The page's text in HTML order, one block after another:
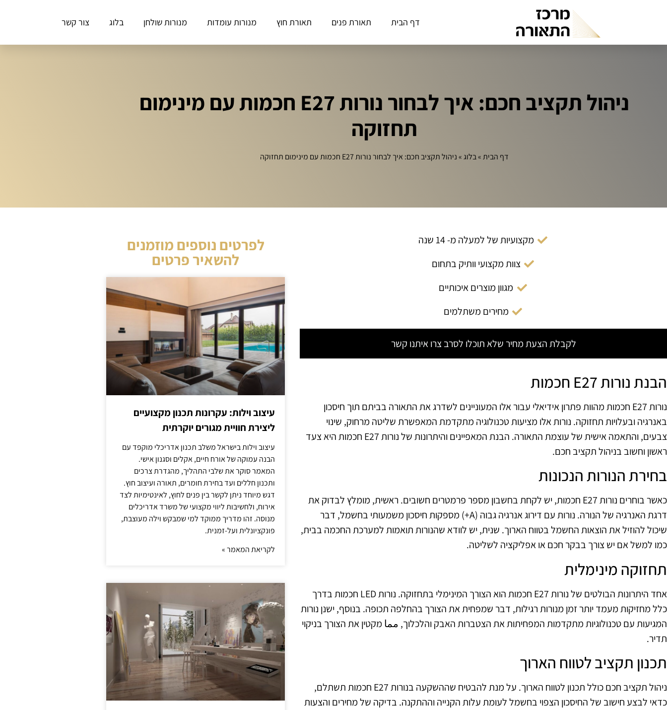
דף הבית תאורת פנים תאורת חוץ מנורות עומדות מנורות שולחן בלוג צור קשר
ניהול תקציב חכם: איך לבחור נורות E27 חכמות עם מינימום
תחזוקה
דף הבית»בלוג»ניהול תקציב חכם: איך לבחור נורות E27 חכמות עם מינימום תחזוקה
מקצועיות של למעלה מ- 14 שנה
צוות מקצועי וותיק בתחום
מגוון מוצרים איכותיים
מחירים משתלמים
לקבלת הצעת מחיר שלא תוכלו לסרב צרו איתנו קשר
הבנת נורות E27 חכמות
נורות E27 חכמות מהוות פתרון אידיאלי עבור אלו המעוניינים לשדרג את התאורה בביתם תוך חיסכון
באנרגיה ובעלויות תחזוקה. נורות אלו מציעות טכנולוגיה מתקדמת המאפשרת שליטה מרחוק, שינוי
צבעים, והתאמה אישית של עוצמת התאורה. הבנת המאפיינים והיתרונות של נורות E27 חכמות היא צעד
ראשון וחשוב בניהול תקציב חכם.
בחירת הנורות הנכונות
כאשר בוחרים נורות E27 חכמות, יש לקחת בחשבון מספר פרמטרים חשובים. ראשית, מומלץ לבדוק את
דרגת האנרגיה של הנורה. נורות עם דירוג אנרגיה גבוה (A+) מספקות חיסכון משמעותי בחשמל, דבר
שיכול להוזיל את הוצאות החשמל בטווח הארוך. שנית, יש לוודא שהנורות תואמות למערכת החכמה בבית,
כמו למשל אם יש צורך בבקר חכם או אפליקציה לשליטה.
תחזוקה מינימלית
אחד היתרונות הבולטים של נורות E27 חכמות הוא הצורך המינימלי בתחזוקה. נורות LED חכמות בדרך
כלל מחזיקות מעמד יותר זמן מנורות רגילות, דבר שמפחית את הצורך בהחלפה תכופה. בנוסף, ישנן נורות
המגיעות עם טכנולוגיות מתקדמות המפחיתות את הצטברות האבק והלכלוך, مما מקטין את הצורך בניקוי
תדיר.
תכנון תקציב לטווח הארוך
ניהול תקציב חכם כולל תכנון לטווח הארוך. על מנת להבטיח שההשקעה בנורות E27 חכמות תשתלם,
כדאי לבצע חישוב של החיסכון הצפוי בחשמל לעומת עלות הקנייה וההתקנה. בדיקה של מחירים והצעות
לפרטים נוספים מוזמנים
להשאיר פרטים
עיצוב וילות: עקרונות תכנון מקצועיים
ליצירת חוויית מגורים יוקרתית
עיצוב וילות בישראל משלב תכנון אדריכלי מוקפד עם
הבנה עמוקה של אורח חיים, אקלים וסגנון אישי.
המאמר סוקר את שלבי התהליך, מהגדרת צרכים
ותכנון חללים ועד בחירת חומרים, תאורה ועיצוב חוץ.
דגש מיוחד ניתן לקשר בין פנים לחוץ, לאינטימיות לצד
אירוח, ולחשיבות ליווי מקצועי של משרד אדריכלים
מנוסה. זהו מדריך ממוקד למי שמבקש וילה מעוצבת,
פונקציונלית ועל-זמנית.
לקריאת המאמר »